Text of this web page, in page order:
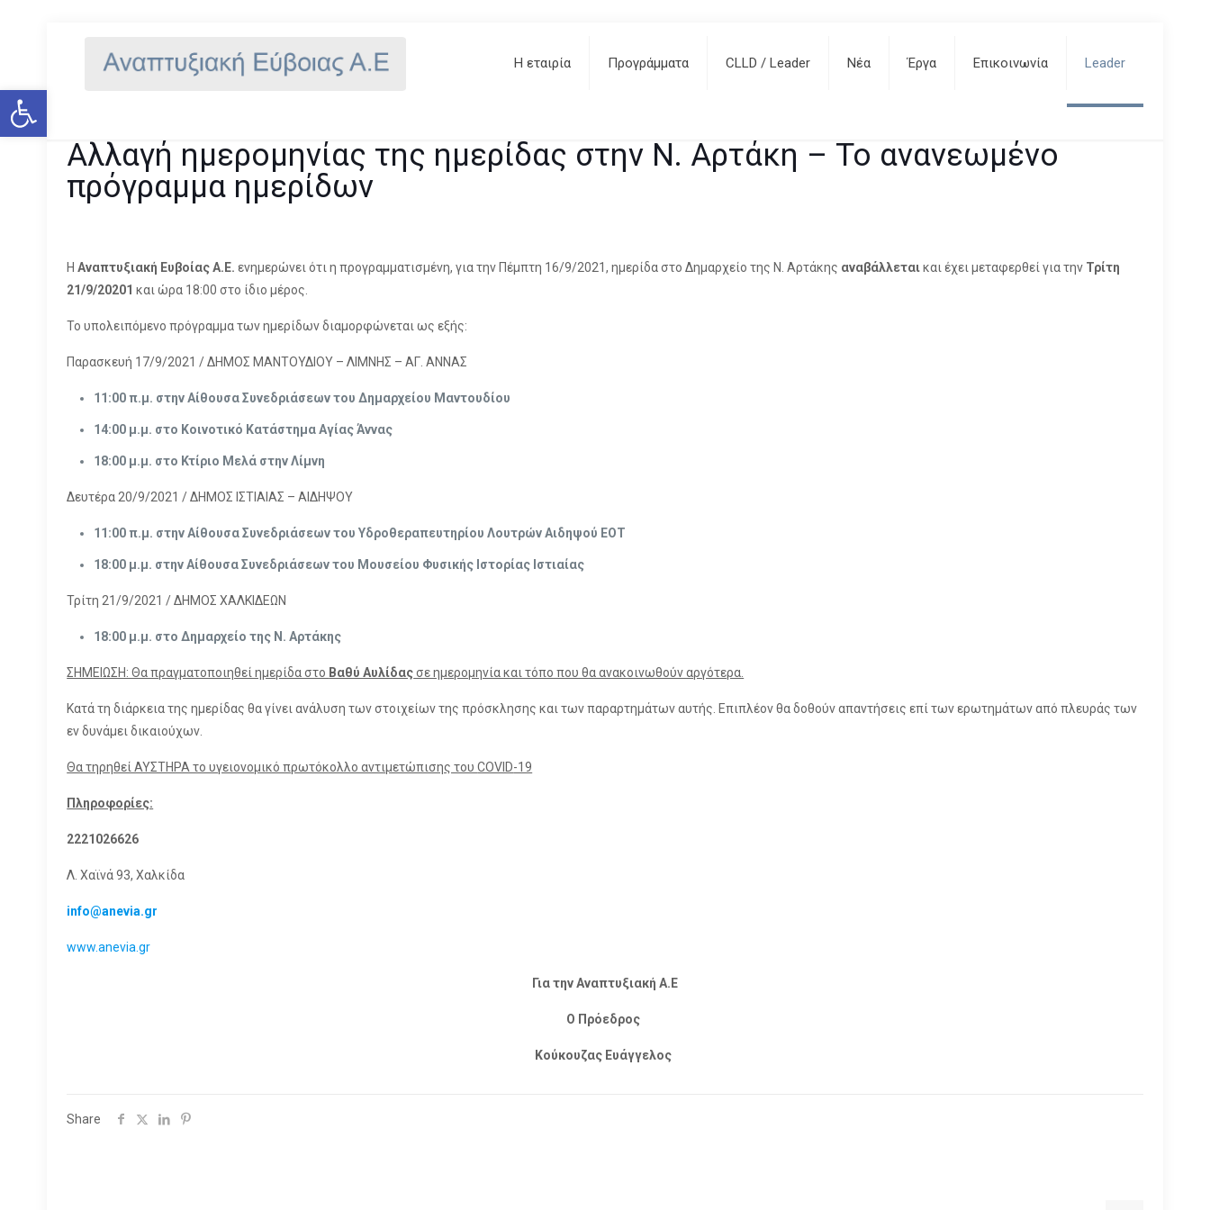
Ανοίξτε τη γραμμή εργαλείων
Η εταιρία Προγράμματα CLLD / Leader Nέα Έργα Επικοινωνία Leader
Αλλαγή ημερομηνίας της ημερίδας στην Ν. Αρτάκη – Το ανανεωμένο πρόγραμμα
Αλλαγή ημερομηνίας της ημερίδας στην Ν. Αρτάκη – Το ανανεωμένο
πρόγραμμα ημερίδων
ΗΑναπτυξιακή Ευβοίας Α.Ε. ενημερώνει ότι η προγραμματισμένη, για την Πέμπτη 16/9/2021, ημερίδα στο Δημαρχείο της Ν. Αρτάκης αναβάλλεταικαι έχει μεταφερθεί για την Τρίτη
21/9/20201 και ώρα 18:00 στο ίδιο μέρος.
Το υπολειπόμενο πρόγραμμα των ημερίδων διαμορφώνεται ως εξής:
Παρασκευή 17/9/2021 / ΔΗΜΟΣ ΜΑΝΤΟΥΔΙΟΥ – ΛΙΜΝΗΣ – ΑΓ. ΑΝΝΑΣ
11:00 π.μ. στην Αίθουσα Συνεδριάσεων του Δημαρχείου Μαντουδίου
14:00 μ.μ. στο Κοινοτικό Κατάστημα Αγίας Άννας
18:00 μ.μ. στο Κτίριο Μελά στην Λίμνη
Δευτέρα 20/9/2021 / ΔΗΜΟΣ ΙΣΤΙΑΙΑΣ – ΑΙΔΗΨΟΥ
11:00 π.μ. στην Αίθουσα Συνεδριάσεων του Υδροθεραπευτηρίου Λουτρών Αιδηψού ΕΟΤ
18:00 μ.μ. στην Αίθουσα Συνεδριάσεων του Μουσείου Φυσικής Ιστορίας Ιστιαίας
Τρίτη 21/9/2021 / ΔΗΜΟΣ ΧΑΛΚΙΔΕΩΝ
18:00 μ.μ. στο Δημαρχείο της Ν. Αρτάκης
ΣΗΜΕΙΩΣΗ: Θα πραγματοποιηθεί ημερίδα στο Βαθύ Αυλίδαςσε ημερομηνία και τόπο που θα ανακοινωθούν αργότερα.
Κατά τη διάρκεια της ημερίδας θα γίνει ανάλυση των στοιχείων της πρόσκλησης και των παραρτημάτων αυτής. Επιπλέον θα δοθούν απαντήσεις επί των ερωτημάτων από πλευράς των
εν δυνάμει δικαιούχων.
Θα τηρηθεί ΑΥΣΤΗΡΑ το υγειονομικό πρωτόκολλο αντιμετώπισης τουCOVID-19
Πληροφορίες:
2221026626
Λ. Χαϊνά 93, Χαλκίδα
info@anevia.gr
www.anevia.gr
Για την Αναπτυξιακή Α.Ε
Ο Πρόεδρος
Κούκουζας Ευάγγελος
Share